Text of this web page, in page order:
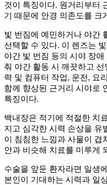
것이 특징이다. 원거리부터
기 때문에 안경 의존도를 크
빛 번짐에 예민하거나 야간
선택할 수 있다. 이 렌즈는
야간 빛 번짐 등의 시야 장
춰 야간 활동 시 깨끗하고 선
력 및 컴퓨터 작업, 운전, 요
함께 향상된 근거리 시야로
특징이다.
백내장은 적기에 적절한 치
지고 심각한 시력 손상을 유
이 침침한 느낌과 사물이 겹
안과 비슷해 치료를 미루게
수술을 앞둔 환자라면 일생
본인이 기대하는 시력과 일